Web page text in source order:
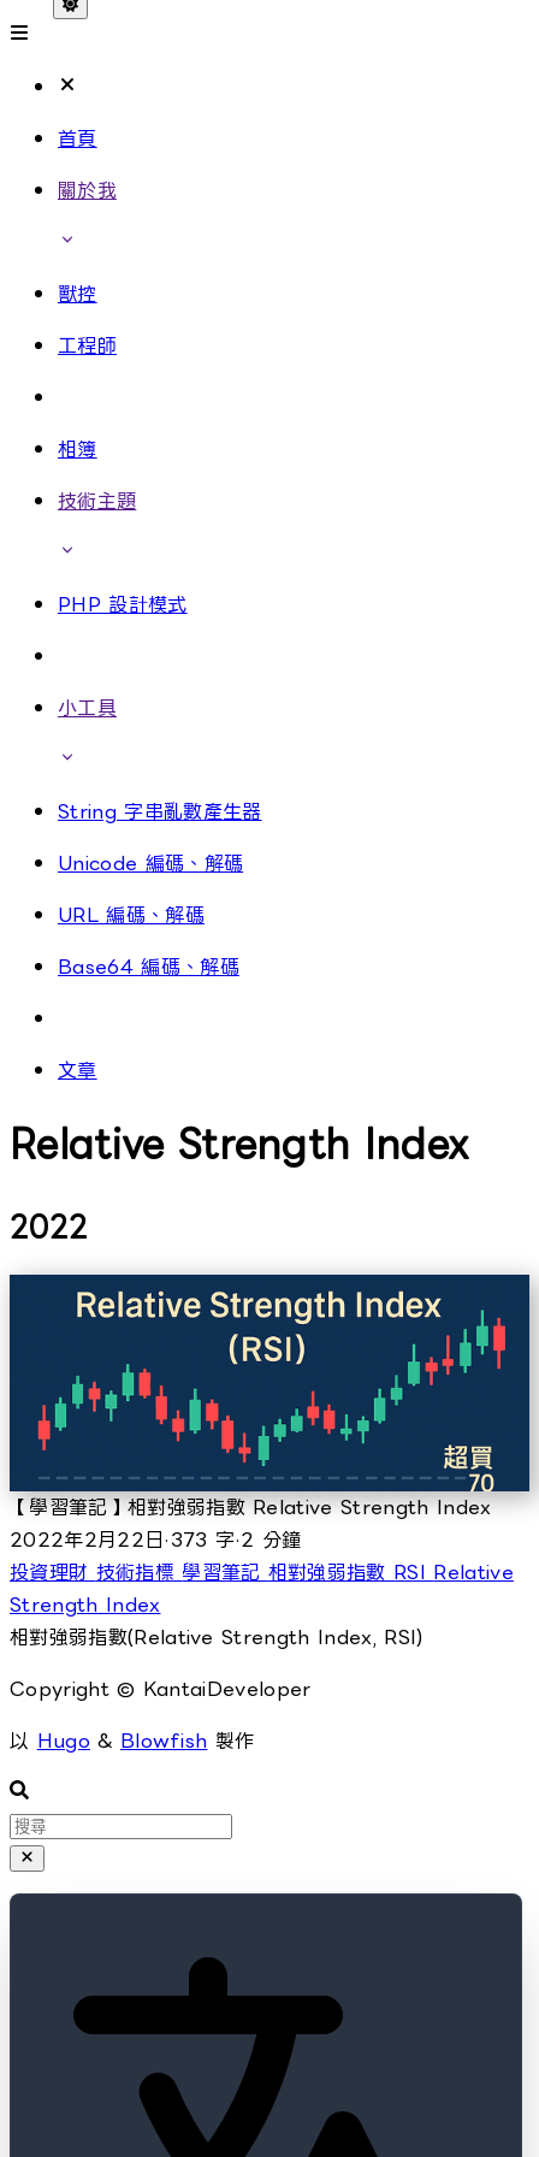
首頁
關於我
獸控
工程師
相簿
技術主題
PHP 設計模式
小工具
String 字串亂數產生器
Unicode 編碼、解碼
URL 編碼、解碼
Base64 編碼、解碼
文章
Relative Strength Index
2022
【學習筆記】相對強弱指數 Relative Strength Index
2022年2月22日·373 字·2 分鐘
投資理財技術指標學習筆記相對強弱指數RSIRelative
Strength Index
相對強弱指數(Relative Strength Index, RSI)
Copyright © KantaiDeveloper
以Hugo&Blowfish製作